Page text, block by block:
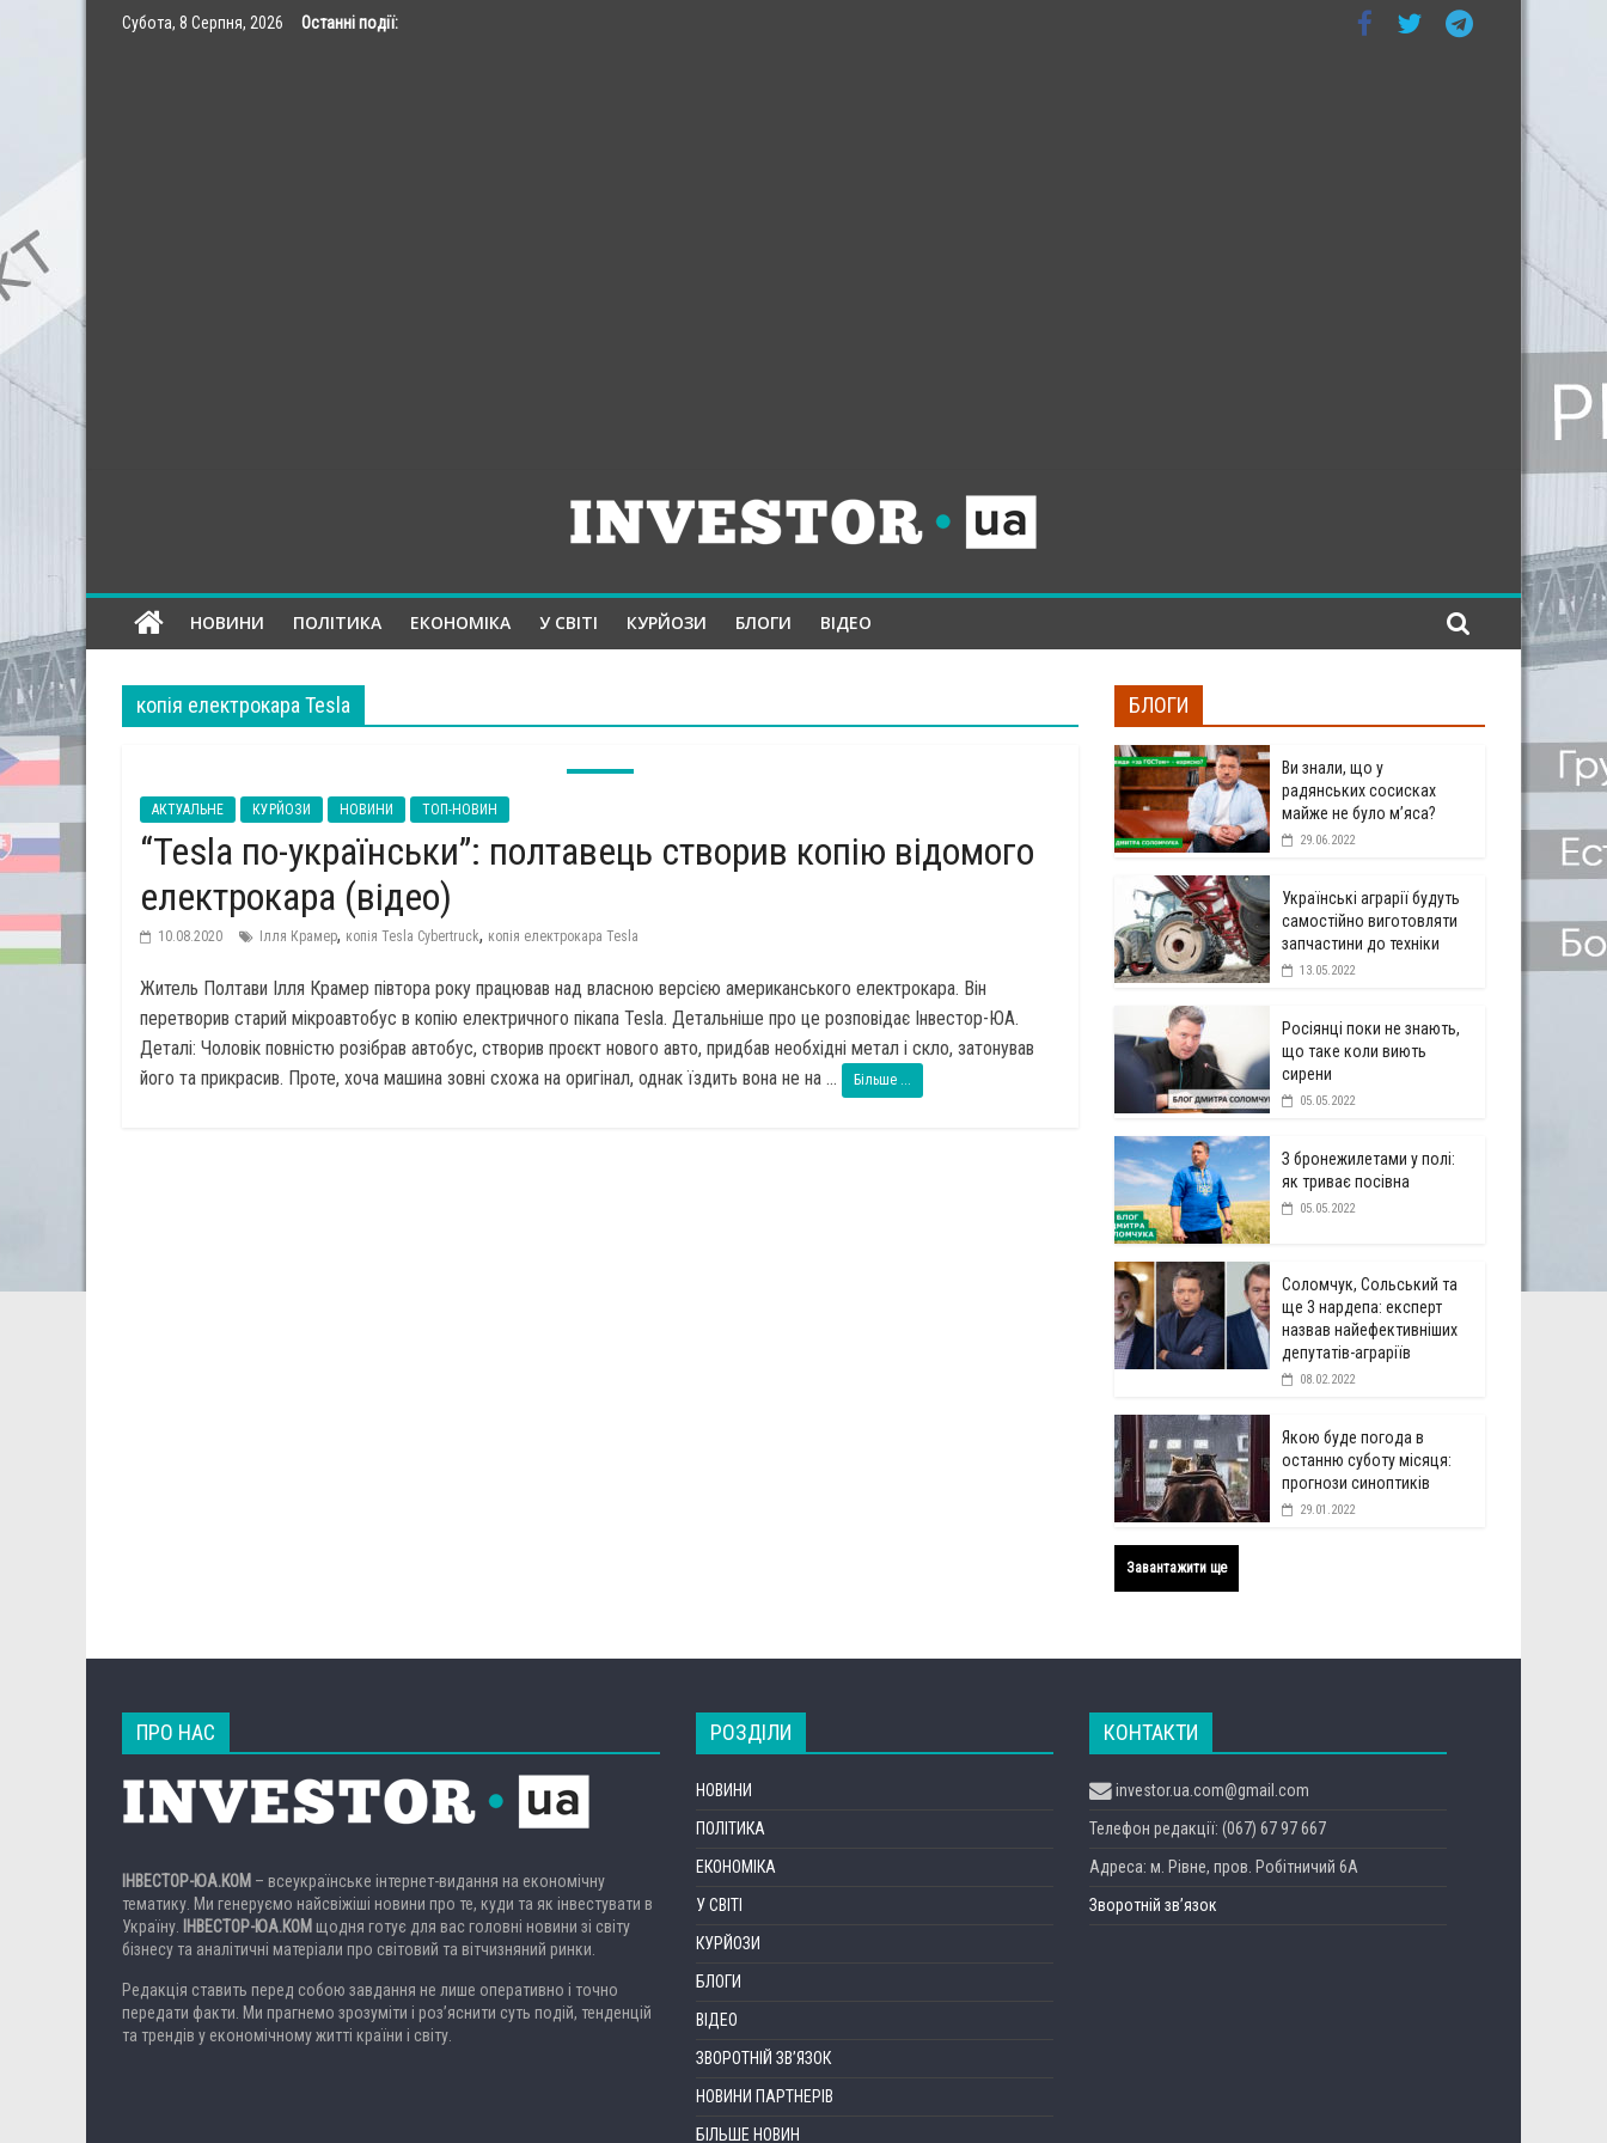
Субота, 8 Серпня, 2026 Останні події:
ІНВЕСТОР-
ЮА
всеукраїнське
на
економічну
тематику
НОВИНИ ПОЛІТИКА ЕКОНОМІКА У СВІТІ КУРЙОЗИ БЛОГИ ВІДЕО
копія електрокара Tesla
АКТУАЛЬНЕ КУРЙОЗИ НОВИНИ ТОП-НОВИН
“Tesla по-українськи”: полтавець створив копію відомого
електрокара (відео)
10.08.2020 Ілля Крамер, копія Tesla Cybertruck, копія електрокара Tesla
Житель Полтави Ілля Крамер півтора року працював над власною версією американського електрокара. Він
перетворив старий мікроавтобус в копію електричного пікапа Tesla. Детальніше про це розповідає Інвестор-ЮА.
Деталі: Чоловік повністю розібрав автобус, створив проєкт нового авто, придбав необхідні метал і скло, затонував
його та прикрасив. Проте, хоча машина зовні схожа на оригінал, однак їздить вона не на ...
Більше ...
БЛОГИ
Ви знали, що у
радянських сосисках
майже не було м’яса?
29.06.2022
Українські аграрії будуть
самостійно виготовляти
запчастини до техніки
13.05.2022
Росіянці поки не знають,
що таке коли виють
сирени
05.05.2022
З бронежилетами у полі:
як триває посівна
05.05.2022
Соломчук, Сольський та
ще 3 нардепа: експерт
назвав найефективніших
депутатів-аграріїв
08.02.2022
Якою буде погода в
останню суботу місяця:
прогнози синоптиків
29.01.2022
Завантажити ще
ПРО НАС
ІНВЕСТОР-ЮА.КОМ – всеукраїнське інтернет-видання на економічну
тематику. Ми генеруємо найсвіжіші новини про те, куди та як інвестувати в
Україну.
ІНВЕСТОР-ЮА.КОМ щодня готує для вас головні новини зі світу
бізнесу та аналітичні матеріали про світовий та вітчизняний ринки.
Редакція ставить перед собою завдання не лише оперативно і точно
передати факти. Ми прагнемо зрозуміти і роз’яснити суть подій, тенденцій
та трендів у економічному житті країни і світу.
РОЗДІЛИ
НОВИНИ
ПОЛІТИКА
ЕКОНОМІКА
У СВІТІ
КУРЙОЗИ
БЛОГИ
ВІДЕО
ЗВОРОТНІЙ ЗВ’ЯЗОК
НОВИНИ ПАРТНЕРІВ
БІЛЬШЕ НОВИН
КОНТАКТИ
investor.ua.com@gmail.com
Телефон редакції: (067) 67 97 667
Адреса: м. Рівне, пров. Робітничий 6А
Зворотній зв’язок